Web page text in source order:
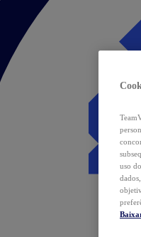
uso